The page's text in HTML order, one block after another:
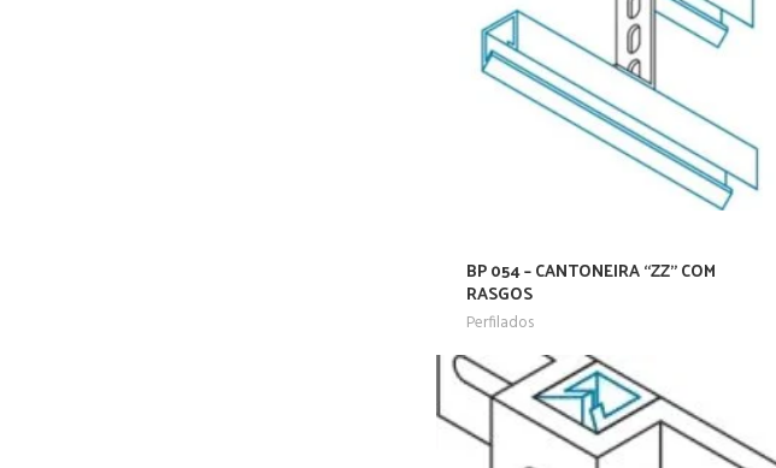
BP 054 – CANTONEIRA “ZZ” COM
RASGOS
Perfilados